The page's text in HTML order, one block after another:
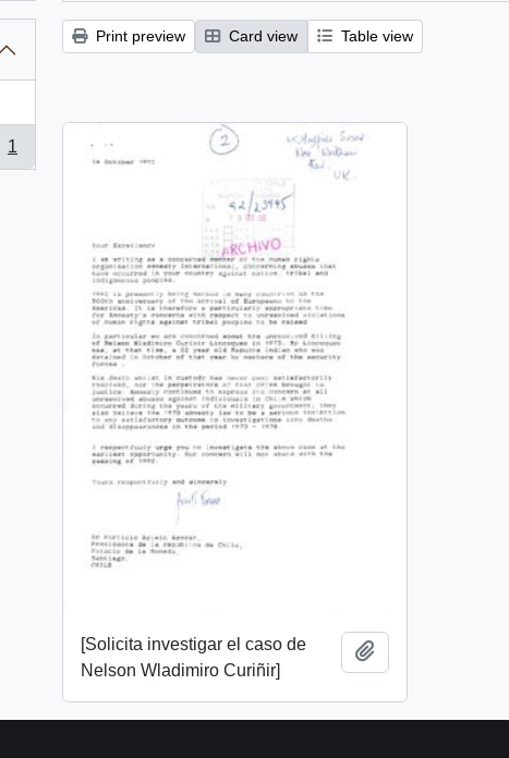
1
Print preview Card view Table view
[Solicita investigar el caso de
Nelson Wladimiro Curiñir]